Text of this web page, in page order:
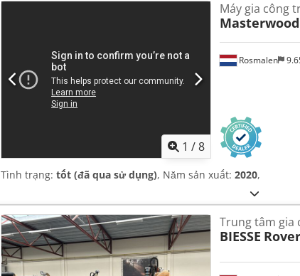
1 /8
Rosmalen
Máy gia công
Masterwood
Tình trạng: tốt (đã qua sử dụng), Năm sản xuất: 2020,
Trung tâm gia
BIESSE